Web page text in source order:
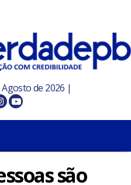
de 2026 |
são